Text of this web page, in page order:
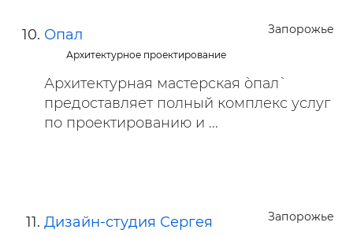
Запорожье
Опал
Архитектурное проектирование
Архитектурная мастерская `опал`
предоставляет полный комплекс услуг
по проектированию и ...
Запорожье
Дизайн-студия Сергея